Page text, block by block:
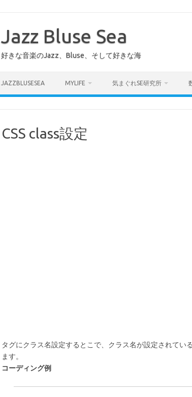
Jazz Bluse Sea
好きな音楽のJazz、Bluse、そして好きな海
JAZZBLUSESEA MYLIFE 気まぐれSE研究所
CSS class設定
タグにクラス名設定するとこで、クラス名が設定されてい
ます。
コーディング例